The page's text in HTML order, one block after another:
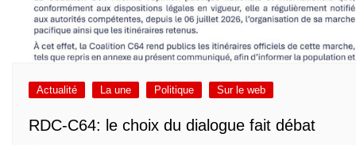
Actualité La une Politique Sur le web
RDC-C64: le choix du dialogue fait débat